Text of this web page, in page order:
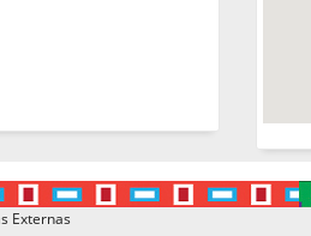
Externas